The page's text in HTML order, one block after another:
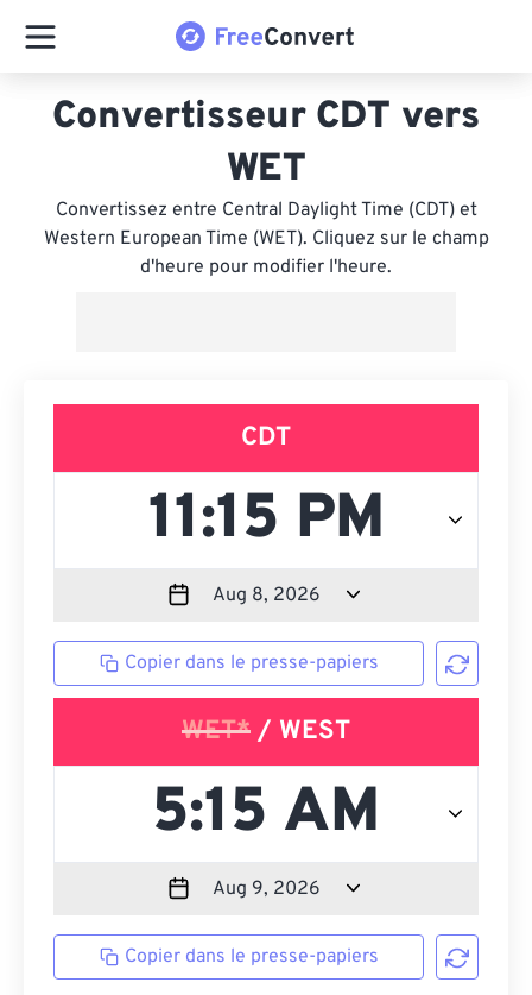
Convertisseur CDT vers
WET
Convertissez entre Central Daylight Time (CDT) et
Western European Time (WET). Cliquez sur le champ
d'heure pour modifier l'heure.
CDT
Copier dans le presse-papiers
WET* / WEST
Copier dans le presse-papiers